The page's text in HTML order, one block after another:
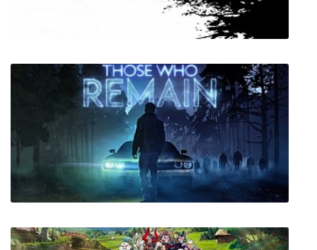
The Unfinished Swan